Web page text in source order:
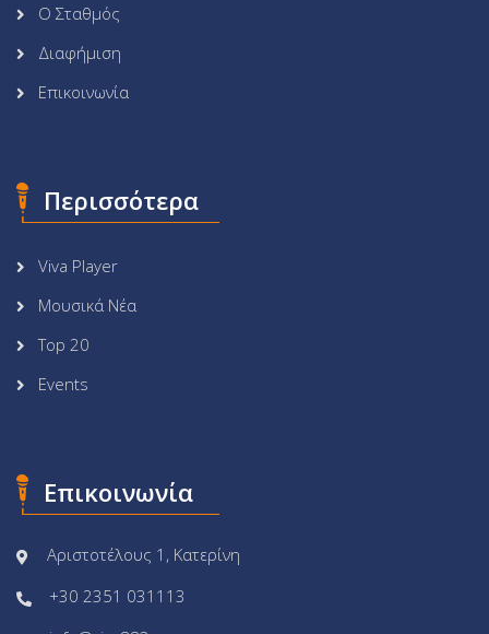
Ο Σταθμός
Διαφήμιση
Επικοινωνία
Περισσότερα
Viva Player
Μουσικά Νέα
Top 20
Events
Επικοινωνία
Αριστοτέλους 1, Κατερίνη
+30 2351 031113